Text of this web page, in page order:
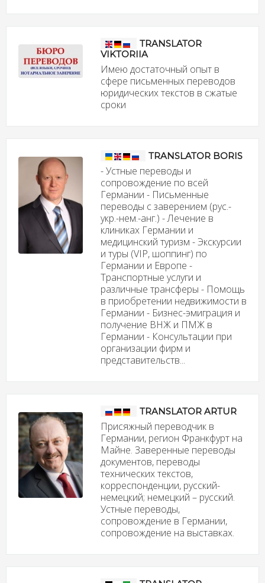
TRANSLATOR
VIKTORIIA
Имею достаточный опыт в
сфере письменных переводов
юридических текстов в сжатые
сроки
TRANSLATOR BORIS
- Устные переводы и
сопровождение по всей
Германии - Письменные
переводы с заверением (рус.-
укр.-нем.-анг.) - Лечение в
клиниках Германии и
медицинский туризм - Экскурсии
и туры (VIP, шоппинг) по
Германии и Европе -
Транспортные услуги и
различные трансферы - Помощь
в приобретении недвижимости в
Германии - Бизнес-эмиграция и
получение ВНЖ и ПМЖ в
Германии - Консультации при
организации фирм и
представительств...
TRANSLATOR ARTUR
Присяжный переводчик в
Германии, регион Франкфурт на
Майне. Заверенные переводы
документов, переводы
технических текстов,
корреспонденции, русский-
немецкий; немецкий – русский.
Устные переводы,
сопровождение в Германии,
сопровождение на выставках.